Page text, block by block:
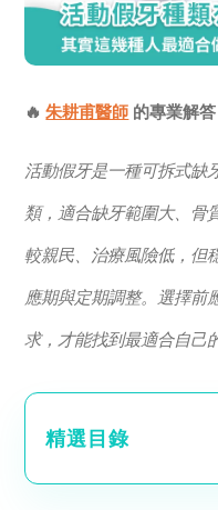
🔥 朱耕甫醫師 的專業解答
活動假牙是一種可拆式缺
類，適合缺牙範圍大、骨
較親民、治療風險低，但
應期與定期調整。選擇前
求，才能找到最適合自己
精選目錄